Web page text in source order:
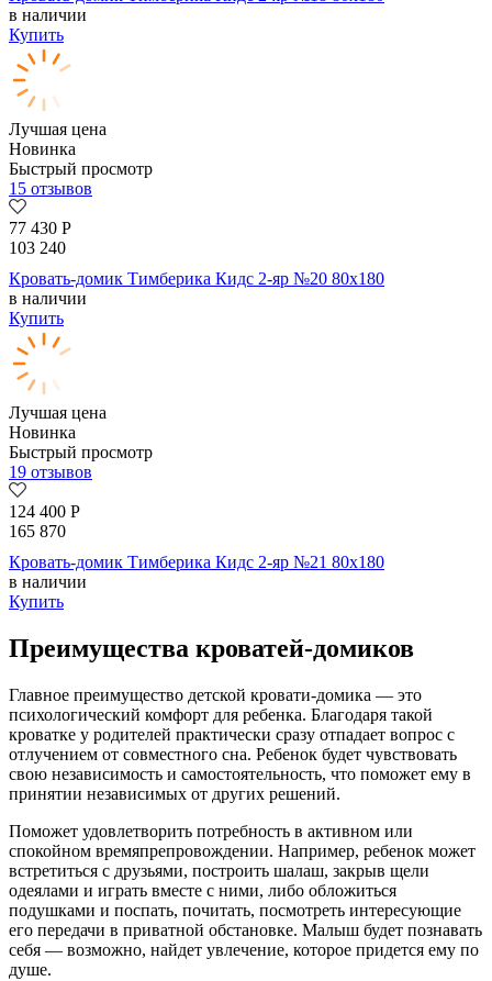
в наличии
Купить
Лучшая цена
Новинка
Быстрый просмотр
15 отзывов
77 430 Р
103 240
Кровать-домик Тимберика Кидс 2-яр №20 80х180
в наличии
Купить
Лучшая цена
Новинка
Быстрый просмотр
19 отзывов
124 400 Р
165 870
Кровать-домик Тимберика Кидс 2-яр №21 80х180
в наличии
Купить
Преимущества кроватей-домиков
Главное преимущество детской кровати-домика — это
психологический комфорт для ребенка. Благодаря такой
кроватке у родителей практически сразу отпадает вопрос с
отлучением от совместного сна. Ребенок будет чувствовать
свою независимость и самостоятельность, что поможет ему в
принятии независимых от других решений.
Поможет удовлетворить потребность в активном или
спокойном времяпрепровождении. Например, ребенок может
встретиться с друзьями, построить шалаш, закрыв щели
одеялами и играть вместе с ними, либо обложиться
подушками и поспать, почитать, посмотреть интересующие
его передачи в приватной обстановке. Малыш будет познавать
себя — возможно, найдет увлечение, которое придется ему по
душе.